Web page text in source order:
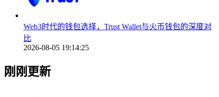
Web3时代的钱包选择，Trust Wallet与火币钱包的深度对
比
2026-08-05 19:14:25
刚刚更新